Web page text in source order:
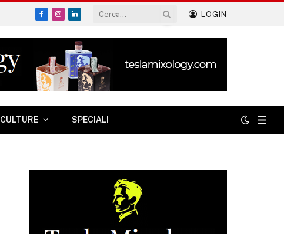
Facebook
Instagram
LinkedIn
LOGIN
CULTURE SPECIALI